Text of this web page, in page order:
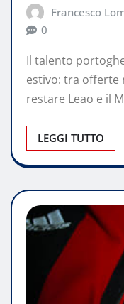
Francesco
0
Il talento
estivo: tra offerte
restare Leao e il
LEGGI TUTTO